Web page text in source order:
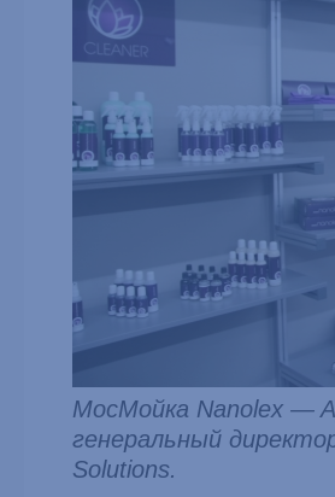
МосМойка Nanolex —
генеральный
Solutions.